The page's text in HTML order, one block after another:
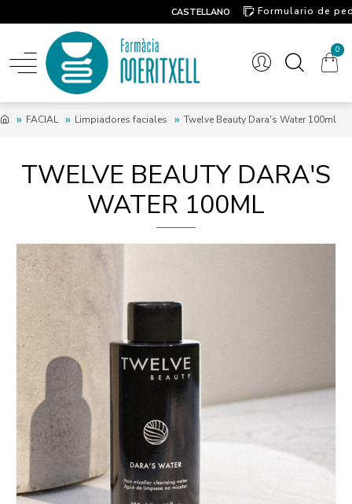
CASTELLANO
Formulario de
0
FACIAL Limpiadores faciales Twelve Beauty Dara's Water 100ml
TWELVE BEAUTY DARA'S
WATER 100ML